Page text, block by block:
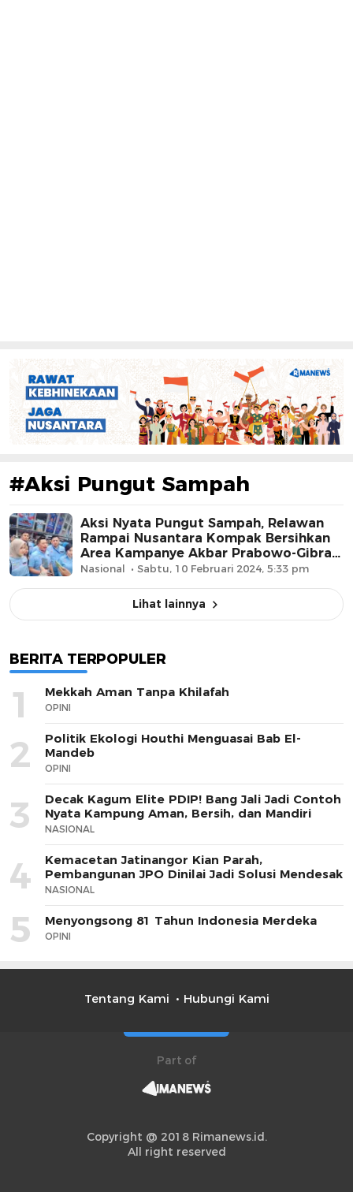
#Aksi Pungut Sampah
Aksi Nyata Pungut Sampah, Relawan
Rampai Nusantara Kompak Bersihkan
Area Kampanye Akbar Prabowo-Gibran
di GBK
Nasional Sabtu, 10 Februari 2024, 5:33 pm
Lihat lainnya
BERITA TERPOPULER
1 Mekkah Aman Tanpa Khilafah
OPINI
2
Politik Ekologi Houthi Menguasai Bab El-
Mandeb
OPINI
3
Decak Kagum Elite PDIP! Bang Jali Jadi Contoh
Nyata Kampung Aman, Bersih, dan Mandiri
NASIONAL
4
Kemacetan Jatinangor Kian Parah,
Pembangunan JPO Dinilai Jadi Solusi Mendesak
NASIONAL
5 Menyongsong 81 Tahun Indonesia Merdeka
OPINI
Tentang Kami Hubungi Kami
Part of
Copyright @ 2018 Rimanews.id.
All right reserved